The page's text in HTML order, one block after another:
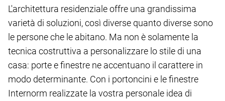
L'architettura residenziale offre una grandissima
varietà di soluzioni, così diverse quanto diverse sono
le persone che le abitano. Ma non è solamente la
tecnica costruttiva a personalizzare lo stile di una
casa: porte e finestre ne accentuano il carattere in
modo determinante. Con i portoncini e le finestre
Internorm realizzate la vostra personale idea di